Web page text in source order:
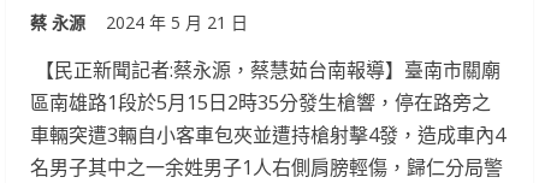
蔡 永源 2024 年 5 月 21 日
【民正新聞記者:蔡永源，蔡慧茹台南報導】臺南市關廟
區南雄路1段於5月15日2時35分發生槍響，停在路旁之
車輛突遭3輛自小客車包夾並遭持槍射擊4發，造成車內4
名男子其中之一余姓男子1人右側肩膀輕傷，歸仁分局警